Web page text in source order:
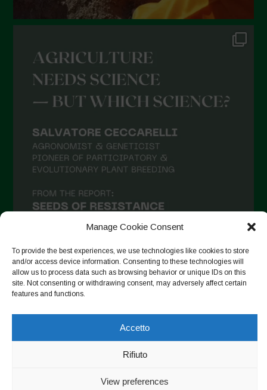
Manage Cookie Consent
To provide the best experiences, we use technologies like cookies to store
and/or access device information. Consenting to these technologies will
allow us to process data such as browsing behavior or unique IDs on this
site. Not consenting or withdrawing consent, may adversely affect certain
features and functions.
Accetto
Rifiuto
View preferences
Novembre 2021
Settembre 2021
Agosto 2021
Luglio 2021
Aprile 2021
Febbraio 2021
Novembre 2020
Ottobre 2020 Segui su Instagram
Copyright © 2026. All rights reserved.Privacy Policy-